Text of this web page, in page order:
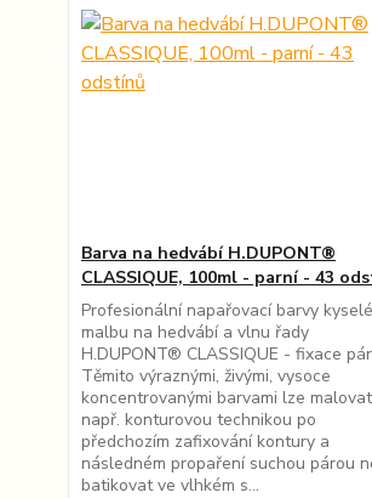
Barva na hedvábí H.DUPONT®
CLASSIQUE, 100ml - parní - 43
Profesionální napařovací barvy
malbu na hedvábí a vlnu řady
H.DUPONT® CLASSIQUE - fixace
Těmito výraznými, živými, vysoce
koncentrovanými barvami lze malovat
např. konturovou technikou po
předchozím zafixování kontury a
následném propaření suchou párou
batikovat ve vlhkém s...